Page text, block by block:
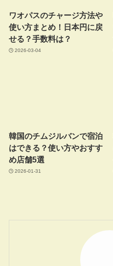
ワオパスのチャージ方法や
使い方まとめ！日本円に戻
せる？手数料は？
2026-03-04
韓国のチムジルバンで宿泊
はできる？使い方やおすす
め店舗5選
2026-01-31